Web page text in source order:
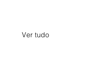
Ver tudo